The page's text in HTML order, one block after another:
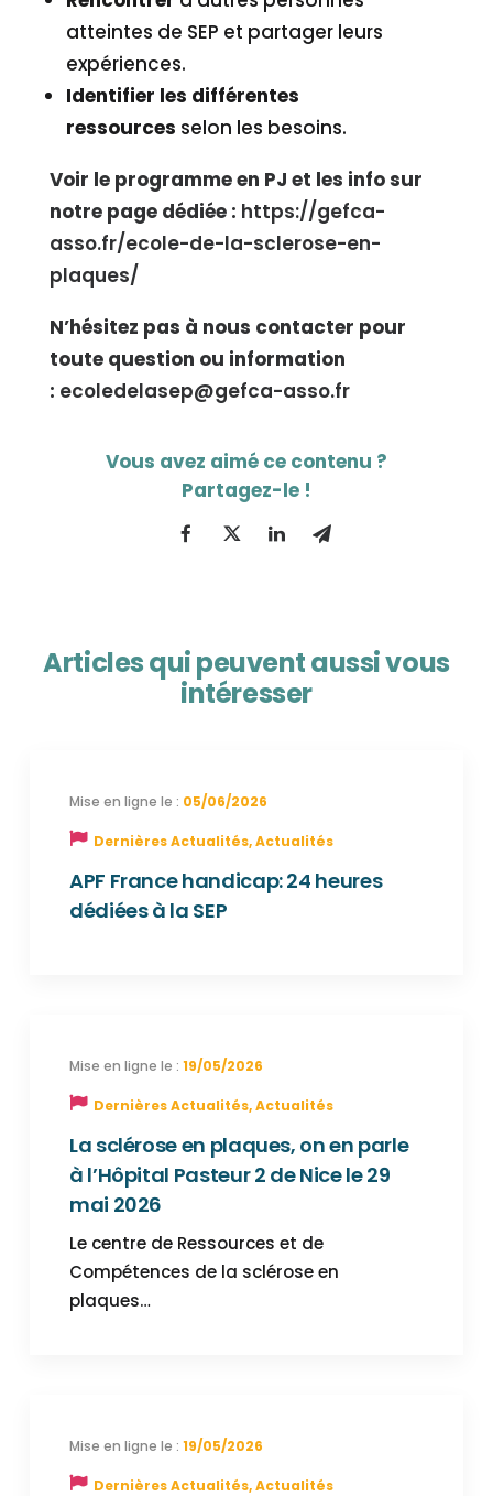
atteintes de SEP et partager leurs
expériences.
Identifier les différentes
ressources selon les besoins.
Voir le programme en PJ et les info sur
notre page dédiée : https://gefca-
asso.fr/ecole-de-la-sclerose-en-
plaques/
N’hésitez pas à nous contacter pour
toute question ou information
: ecoledelasep@gefca-asso.fr
Articles qui peuvent aussi vous
intéresser
05/06/2026
Dernières Actualités,Actualités
APF France handicap: 24 heures
dédiées à la SEP
19/05/2026
Dernières Actualités,Actualités
La sclérose en plaques, on en parle
à l’Hôpital Pasteur 2 de Nice le 29
mai 2026
Le centre de Ressources et de
Compétences de la sclérose en
plaques…
19/05/2026
Dernières Actualités,Actualités